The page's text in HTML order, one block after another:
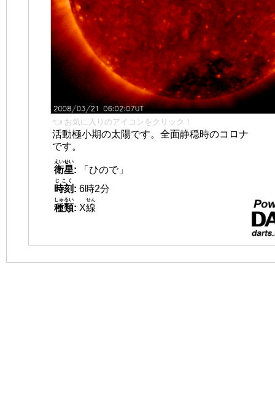
👈 お気に入りのアイコンをクリック！
活動極小期の太陽です。全面静穏時のコロナ
です。
衛星
えいせい
:
「ひので」
時刻
じこく
: 6時2分
種類
しゅるい
: X線
せん